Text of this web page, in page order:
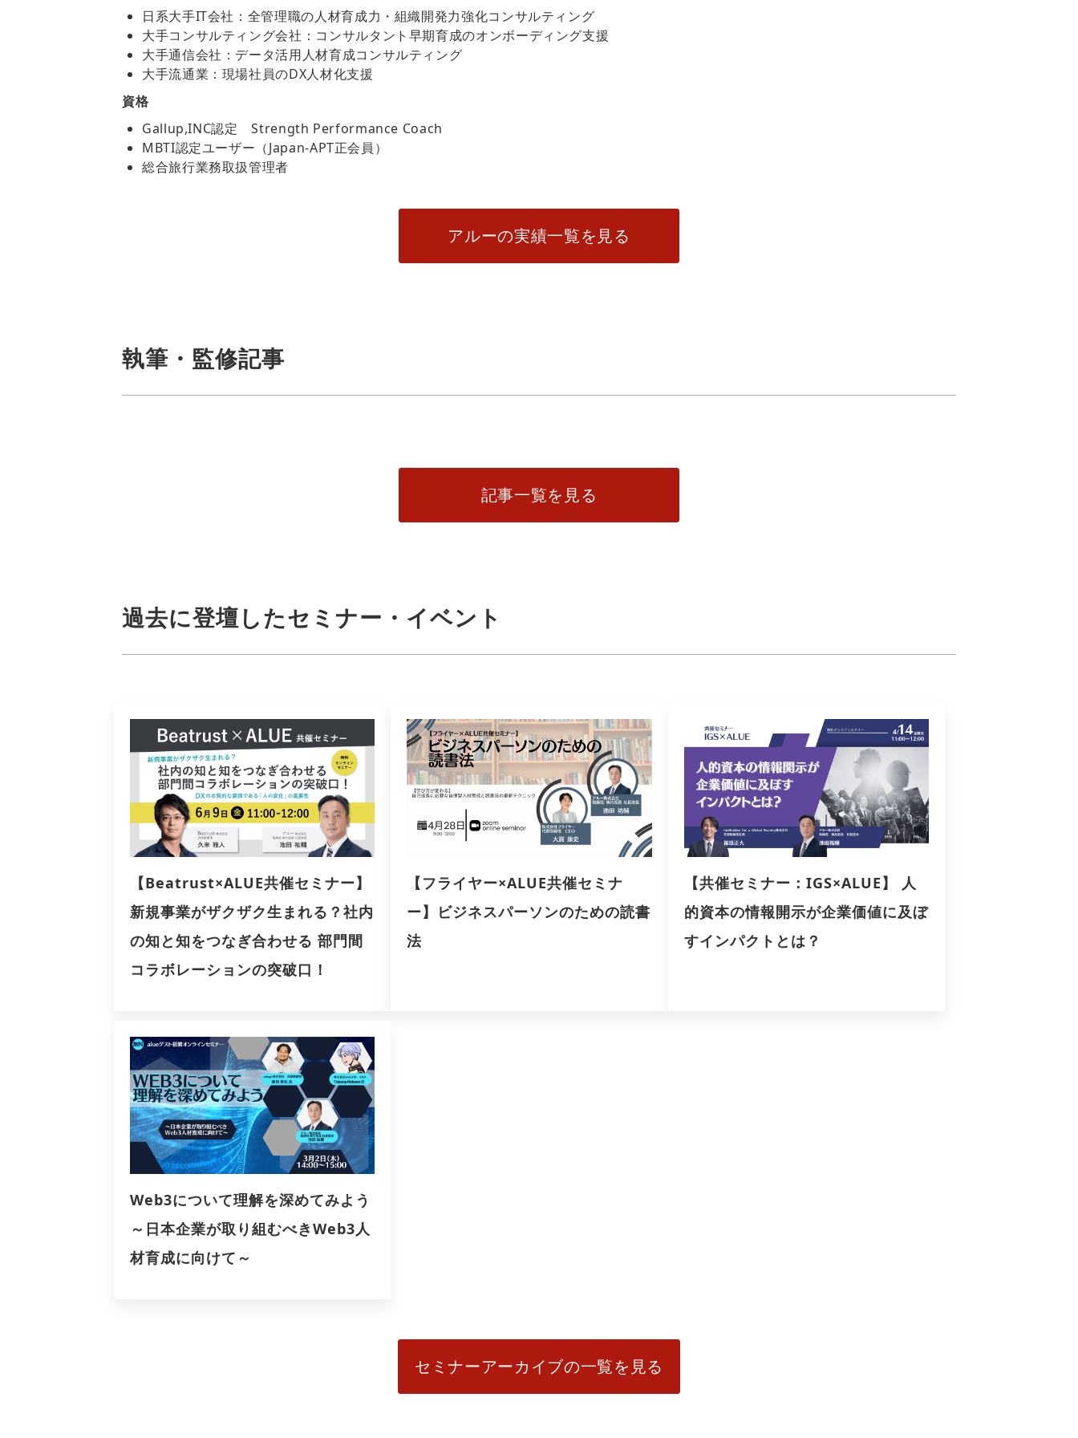
日系大手IT会社：全管理職の人材育成力・組織開発力強化コンサルティング
大手コンサルティング会社：コンサルタント早期育成のオンボーディング支援
大手通信会社：データ活用人材育成コンサルティング
大手流通業：現場社員のDX人材化支援
資格
Gallup,INC認定 Strength Performance Coach
MBTI認定ユーザー（Japan-APT正会員）
総合旅行業務取扱管理者
アルーの実績一覧を見る
執筆・監修記事
記事一覧を見る
過去に登壇したセミナー・イベント
【Beatrust×ALUE共催セミナー】
新規事業がザクザク生まれる？社内
の知と知をつなぎ合わせる 部門間
コラボレーションの突破口！
【フライヤー×ALUE共催セミナ
ー】ビジネスパーソンのための読書
法
【共催セミナー：IGS×ALUE】 人
的資本の情報開示が企業価値に及ぼ
すインパクトとは？
Web3について理解を深めてみよう
～日本企業が取り組むべきWeb3人
材育成に向けて～
セミナーアーカイブの一覧を見る